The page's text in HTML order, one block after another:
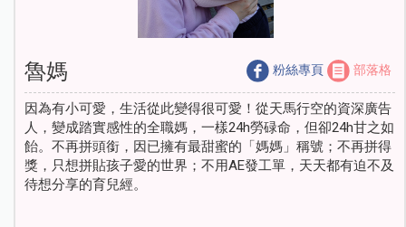
魯媽 粉絲專頁 部落格
因為有小可愛，生活從此變得很可愛！從天馬行空的資深廣告
人，變成踏實感性的全職媽，一樣24h勞碌命，但卻24h甘之如
飴。不再拼頭銜，因已擁有最甜蜜的「媽媽」稱號；不再拼得
獎，只想拼貼孩子愛的世界；不用AE發工單，天天都有迫不及
待想分享的育兒經。